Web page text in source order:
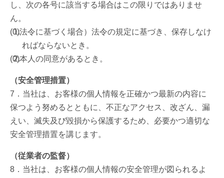
し、次の各号に該当する場合はこの限りではありませ
ん。
法令に基づく場合）法令の規定に基づき、保存しなけ
ればならないとき。
本人の同意があるとき。
（安全管理措置）
7．当社は、お客様の個人情報を正確かつ最新の内容に
保つよう努めるとともに、不正なアクセス、改ざん、漏
えい、滅失及び毀損から保護するため、必要かつ適切な
安全管理措置を講じます。
（従業者の監督）
8．当社は、お客様の個人情報の安全管理が図られるよ